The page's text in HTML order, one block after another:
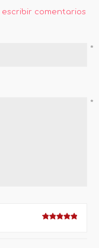
comentarios
*
*